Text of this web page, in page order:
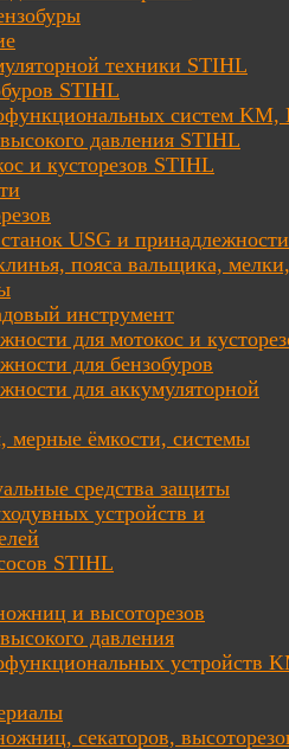
техники STIHL
STIHL
систем KM,
давления STIHL
и кусторезов STIHL
USG и принадлежности
пояса вальщика, мелки,
инструмент
для мотокос и
для бензобуров
для аккумуляторной
мерные ёмкости, системы
средства защиты
устройств и
STIHL
и высоторезов
давления
устройств
секаторов,